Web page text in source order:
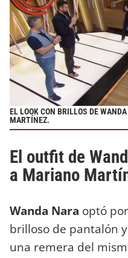
EL LOOK CON BRILLOS DE
MARTÍNEZ.
El outfit de
a Mariano
Wanda Nara optó
brilloso de pantalón
una remera del